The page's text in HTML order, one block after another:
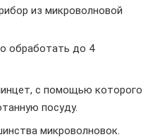
из микроволновой
обработать до 4
с помощью которого
посуду.
микроволновок.